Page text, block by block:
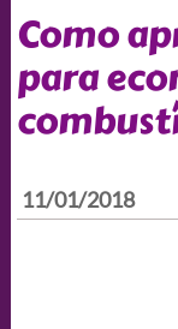
Como
para
11/01/2018